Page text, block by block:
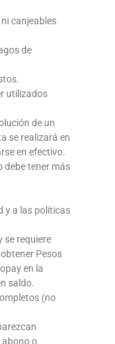
canjeables
de
utilizados
de un
se realizará en
en efectivo.
debe tener más
y a las políticas
se requiere
Pesos
en la
saldo.
(no
abono o